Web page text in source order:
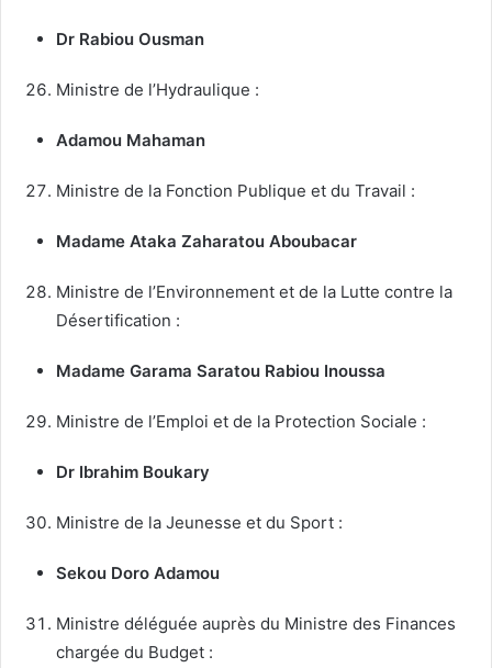
Dr Rabiou Ousman
Ministre de l’Hydraulique :
Adamou Mahaman
Ministre de la Fonction Publique et du Travail :
Madame Ataka Zaharatou Aboubacar
Ministre de l’Environnement et de la Lutte contre la
Désertification :
Madame Garama Saratou Rabiou Inoussa
Ministre de l’Emploi et de la Protection Sociale :
Dr Ibrahim Boukary
Ministre de la Jeunesse et du Sport :
Sekou Doro Adamou
Ministre déléguée auprès du Ministre des Finances
chargée du Budget :